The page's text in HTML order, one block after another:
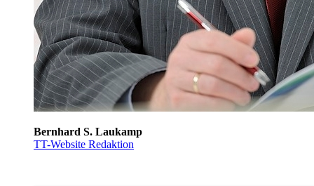
Bernhard S. Laukamp
TT-Website Redaktion